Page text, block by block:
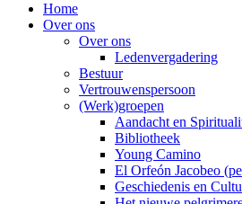
Home
Over ons
Over ons
Ledenvergadering
Bestuur
Vertrouwenspersoon
(Werk)groepen
Aandacht en
Bibliotheek
Young Camino
El Orfeón Jacobeo
Geschiedenis en